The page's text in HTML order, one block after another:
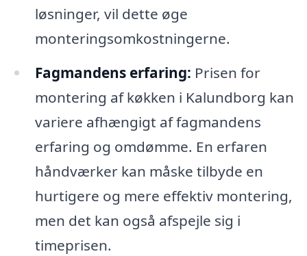
løsninger, vil dette øge
monteringsomkostningerne.
Fagmandens erfaring: Prisen for
montering af køkken i Kalundborg kan
variere afhængigt af fagmandens
erfaring og omdømme. En erfaren
håndværker kan måske tilbyde en
hurtigere og mere effektiv montering,
men det kan også afspejle sig i
timeprisen.